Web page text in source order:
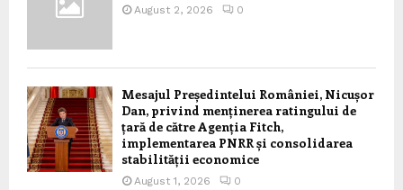
August 2, 2026 0
Mesajul Președintelui României, Nicușor
Dan, privind menținerea ratingului de
țară de către Agenția Fitch,
implementarea PNRR și consolidarea
stabilității economice
August 1, 2026 0